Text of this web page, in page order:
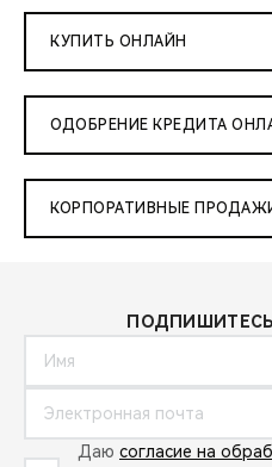
КУПИТЬ ОНЛАЙН
ОДОБРЕНИЕ КРЕДИТА
КОРПОРАТИВНЫЕ
Даю согласие на